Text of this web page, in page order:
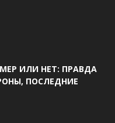
ИЛИ НЕТ: ПРАВДА
ПОСЛЕДНИЕ